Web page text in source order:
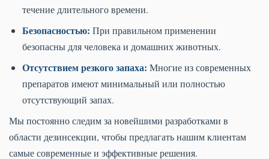
течение длительного времени.
Безопасностью: При правильном применении
безопасны для человека и домашних животных.
Отсутствием резкого запаха: Многие из современных
препаратов имеют минимальный или полностью
отсутствующий запах.
Мы постоянно следим за новейшими разработками в
области дезинсекции, чтобы предлагать нашим клиентам
самые современные и эффективные решения.